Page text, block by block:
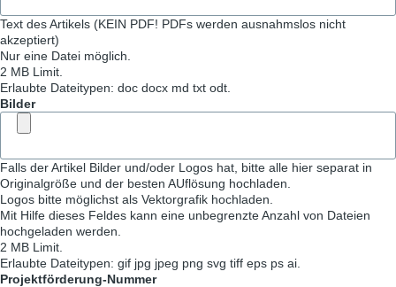
Text des Artikels (KEIN PDF! PDFs werden ausnahmslos nicht
akzeptiert)
Nur eine Datei möglich.
2 MB Limit.
Erlaubte Dateitypen: doc docx md txt odt.
Bilder
Falls der Artikel Bilder und/oder Logos hat, bitte alle hier separat in
Originalgröße und der besten AUflösung hochladen.
Logos bitte möglichst als Vektorgrafik hochladen.
Mit Hilfe dieses Feldes kann eine unbegrenzte Anzahl von Dateien
hochgeladen werden.
2 MB Limit.
Erlaubte Dateitypen: gif jpg jpeg png svg tiff eps ps ai.
Projektförderung-Nummer